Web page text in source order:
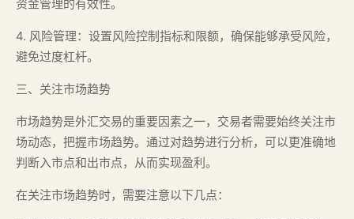
资金管理的有效性。
4. 风险管理：设置风险控制指标和限额，确保能够承受风险，
避免过度杠杆。
三、关注市场趋势
市场趋势是外汇交易的重要因素之一，交易者需要始终关注市
场动态，把握市场趋势。通过对趋势进行分析，可以更准确地
判断入市点和出市点，从而实现盈利。
在关注市场趋势时，需要注意以下几点：